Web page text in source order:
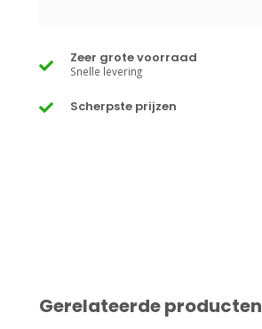
Zeer grote voorraad
Snelle levering
Scherpste prijzen
Gerelateerde producten